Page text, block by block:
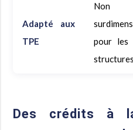
Adapté aux
TPE
pour les
structures
Des crédits à